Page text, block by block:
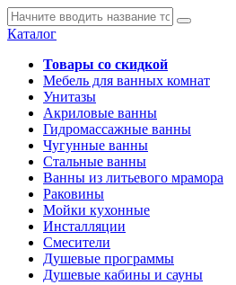
Каталог
Товары со скидкой
Мебель для ванных комнат
Унитазы
Акриловые ванны
Гидромассажные ванны
Чугунные ванны
Стальные ванны
Ванны из литьевого мрамора
Раковины
Мойки кухонные
Инсталляции
Смесители
Душевые программы
Душевые кабины и сауны